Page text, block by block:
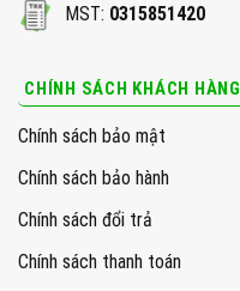
MST: 0315851420
CHÍNH SÁCH KHÁCH HÀNG
Chính sách bảo mật
Chính sách bảo hành
Chính sách đổi trả
Chính sách thanh toán